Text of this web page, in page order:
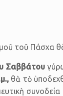
τοῦ Πάσχα
Σαββάτου
θὰ τὸ